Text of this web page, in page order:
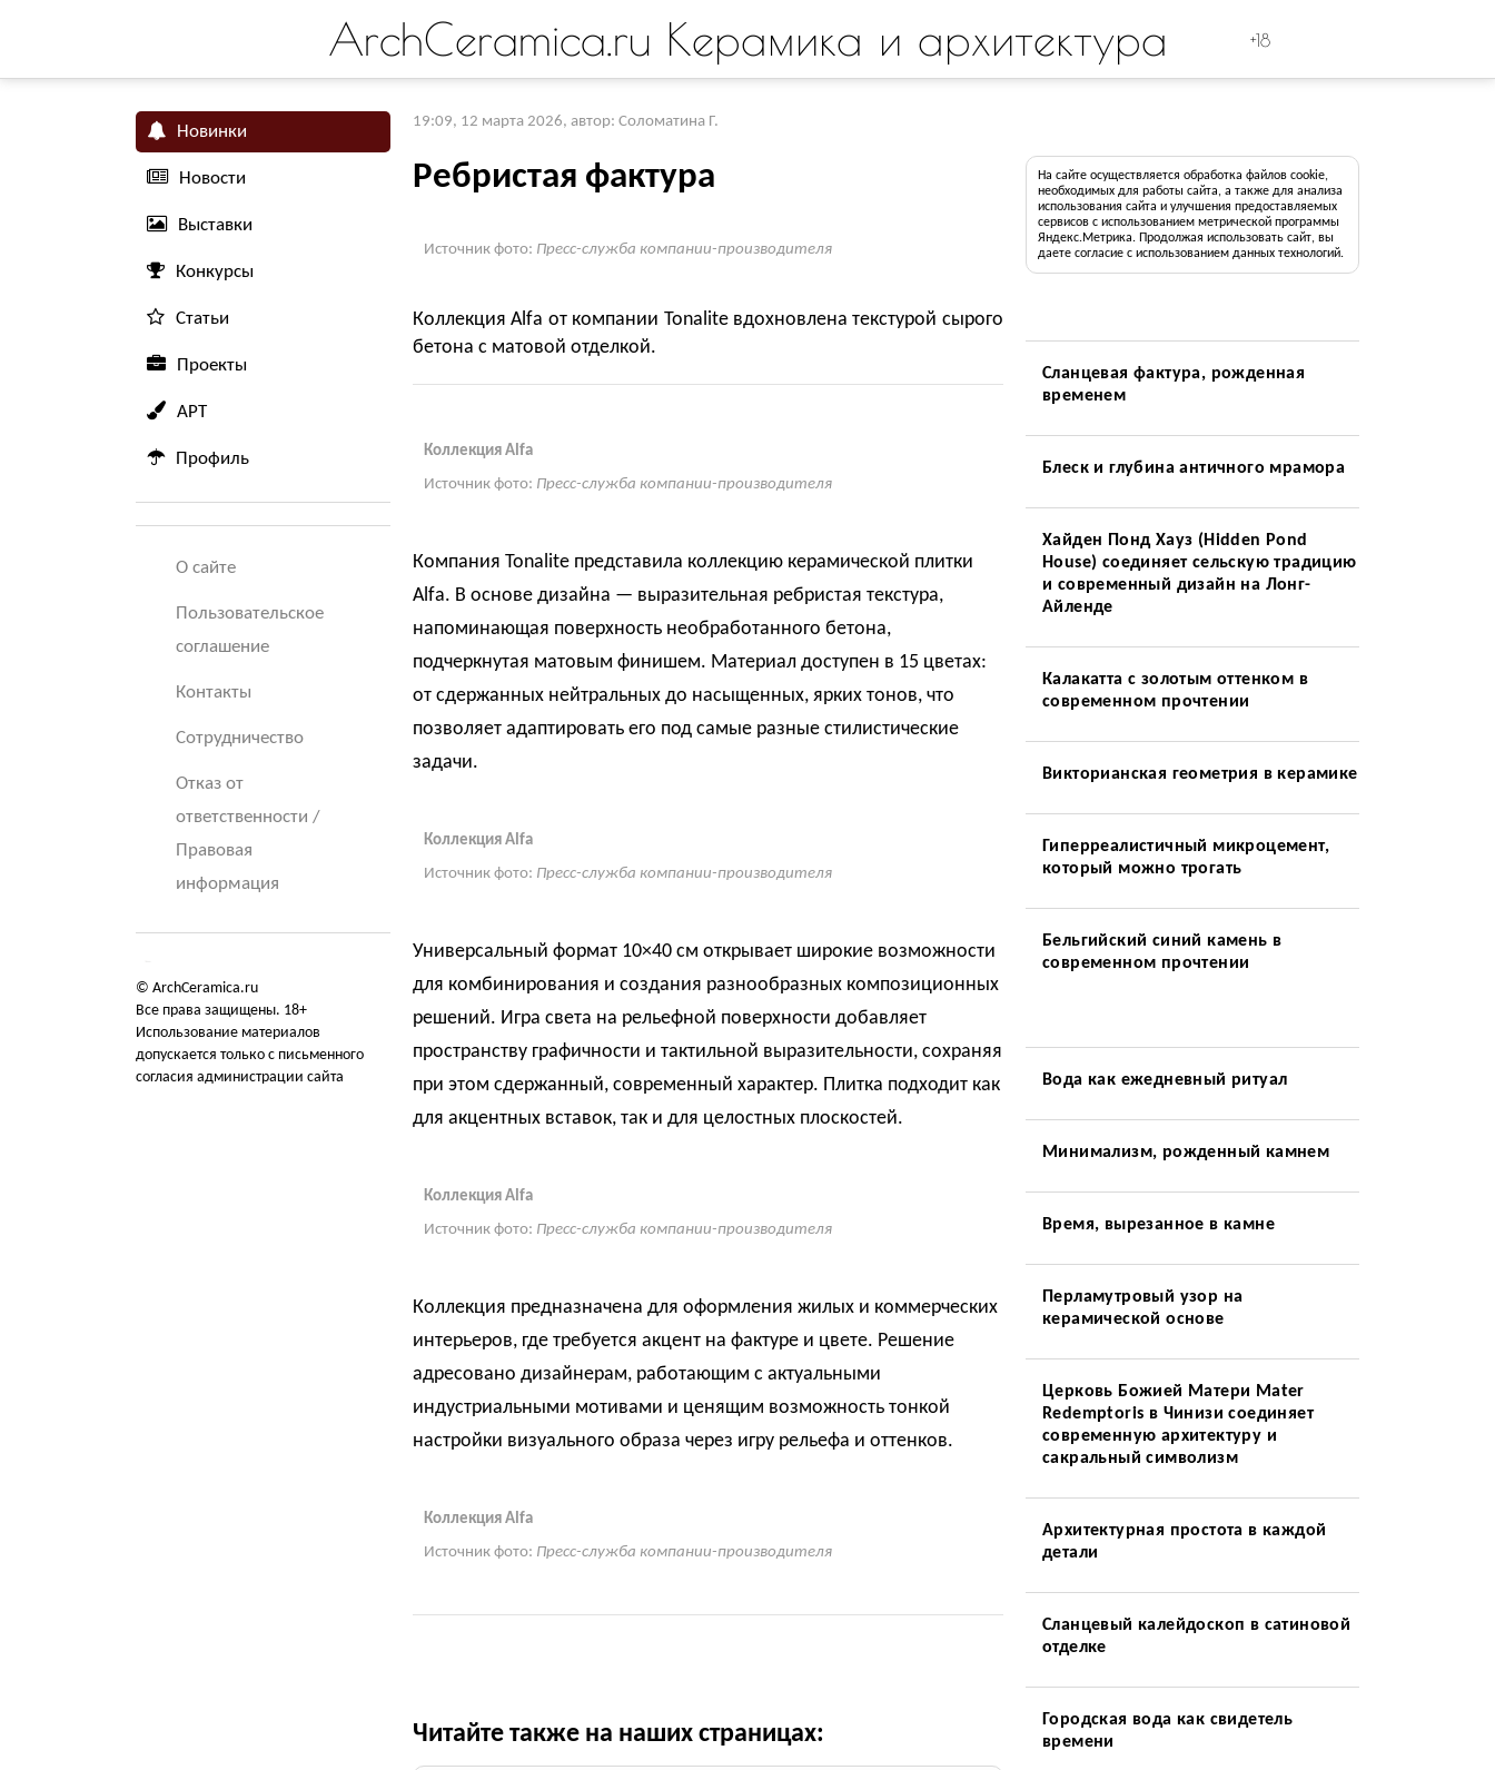
ArchCeramica.ru Керамика и архитектура +18
Новинки
Новости
Выставки
Конкурсы
Статьи
Проекты
АРТ
Профиль
О сайте
Пользовательское
соглашение
Контакты
Сотрудничество
Отказ от
ответственности /
Правовая
информация
© ArchCeramica.ru
Все права защищены. 18+
Использование материалов
допускается только с письменного
согласия администрации сайта
19:09, 12 марта 2026, автор: Соломатина Г.
Ребристая фактура
Источник фото: Пресс-служба компании-производителя
Коллекция Alfa от компании Tonalite вдохновлена текстурой сырого
бетона с матовой отделкой.
Коллекция Alfa
Источник фото: Пресс-служба компании-производителя
Компания Tonalite представила коллекцию керамической плитки
Alfa. В основе дизайна — выразительная ребристая текстура,
напоминающая поверхность необработанного бетона,
подчеркнутая матовым финишем. Материал доступен в 15 цветах:
от сдержанных нейтральных до насыщенных, ярких тонов, что
позволяет адаптировать его под самые разные стилистические
задачи.
Коллекция Alfa
Источник фото: Пресс-служба компании-производителя
Универсальный формат 10×40 см открывает широкие возможности
для комбинирования и создания разнообразных композиционных
решений. Игра света на рельефной поверхности добавляет
пространству графичности и тактильной выразительности, сохраняя
при этом сдержанный, современный характер. Плитка подходит как
для акцентных вставок, так и для целостных плоскостей.
Коллекция Alfa
Источник фото: Пресс-служба компании-производителя
Коллекция предназначена для оформления жилых и коммерческих
интерьеров, где требуется акцент на фактуре и цвете. Решение
адресовано дизайнерам, работающим с актуальными
индустриальными мотивами и ценящим возможность тонкой
настройки визуального образа через игру рельефа и оттенков.
Коллекция Alfa
Источник фото: Пресс-служба компании-производителя
Читайте также на наших страницах:
На сайте осуществляется обработка файлов cookie,
необходимых для работы сайта, а также для анализа
использования сайта и улучшения предоставляемых
сервисов с использованием метрической программы
Яндекс.Метрика. Продолжая использовать сайт, вы
даете согласие с использованием данных технологий.
Сланцевая фактура, рожденная
временем
Блеск и глубина античного мрамора
Хайден Понд Хауз (Hidden Pond
House) соединяет сельскую традицию
и современный дизайн на Лонг-
Айленде
Калакатта с золотым оттенком в
современном прочтении
Викторианская геометрия в керамике
Гиперреалистичный микроцемент,
который можно трогать
Бельгийский синий камень в
современном прочтении
Вода как ежедневный ритуал
Минимализм, рожденный камнем
Время, вырезанное в камне
Перламутровый узор на
керамической основе
Церковь Божией Матери Mater
Redemptoris в Чинизи соединяет
современную архитектуру и
сакральный символизм
Архитектурная простота в каждой
детали
Сланцевый калейдоскоп в сатиновой
отделке
Городская вода как свидетель
времени